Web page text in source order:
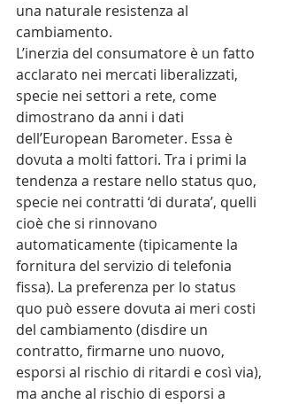
una naturale resistenza al
cambiamento.
L’inerzia del consumatore è un fatto
acclarato nei mercati liberalizzati,
specie nei settori a rete, come
dimostrano da anni i dati
dell’European Barometer. Essa è
dovuta a molti fattori. Tra i primi la
tendenza a restare nello status quo,
specie nei contratti ‘di durata’, quelli
cioè che si rinnovano
automaticamente (tipicamente la
fornitura del servizio di telefonia
fissa). La preferenza per lo status
quo può essere dovuta ai meri costi
del cambiamento (disdire un
contratto, firmarne uno nuovo,
esporsi al rischio di ritardi e così via),
ma anche al rischio di esporsi a